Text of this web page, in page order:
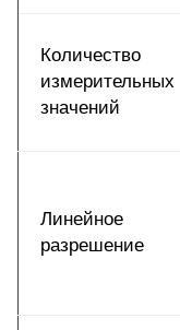
Количество
измерительных
значений
Линейное
разрешение